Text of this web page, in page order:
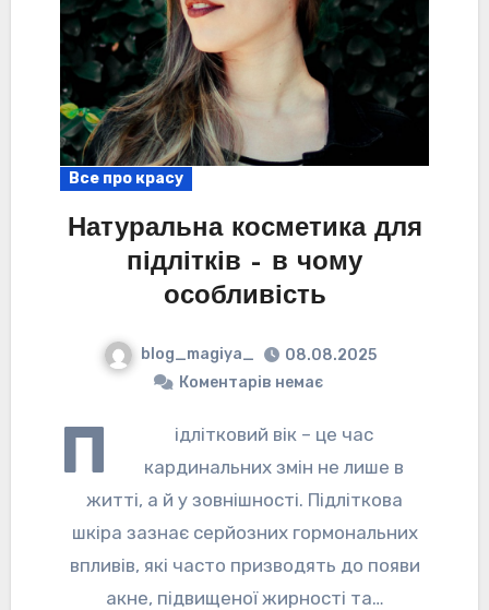
Все про красу
Натуральна косметика для
підлітків – в чому
особливість
blog_magiya_
08.08.2025
Коментарів немає
П
ідлітковий вік – це час
кардинальних змін не лише в
житті, а й у зовнішності. Підліткова
шкіра зазнає серйозних гормональних
впливів, які часто призводять до появи
акне, підвищеної жирності та…